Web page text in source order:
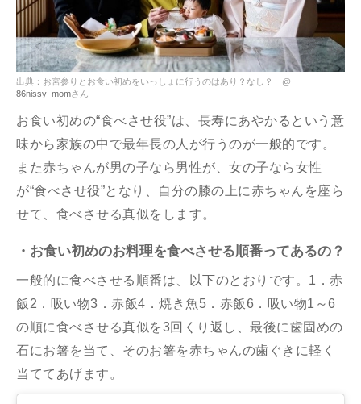
出典：お宮参りとお食い初めをいっしょに行うのはあり？なし？ @
86nissy_momさん
お食い初めの“食べさせ役”は、長寿にあやかるという意
味から家族の中で最年長の人が行うのが一般的です。
また赤ちゃんが男の子なら男性が、女の子なら女性
が“食べさせ役”となり、自分の膝の上に赤ちゃんを座ら
せて、食べさせる真似をします。
・お食い初めのお料理を食べさせる順番ってあるの？
一般的に食べさせる順番は、以下のとおりです。1．赤
飯2．吸い物3．赤飯4．焼き魚5．赤飯6．吸い物1～6
の順に食べさせる真似を3回くり返し、最後に歯固めの
石にお箸を当て、そのお箸を赤ちゃんの歯ぐきに軽く
当ててあげます。